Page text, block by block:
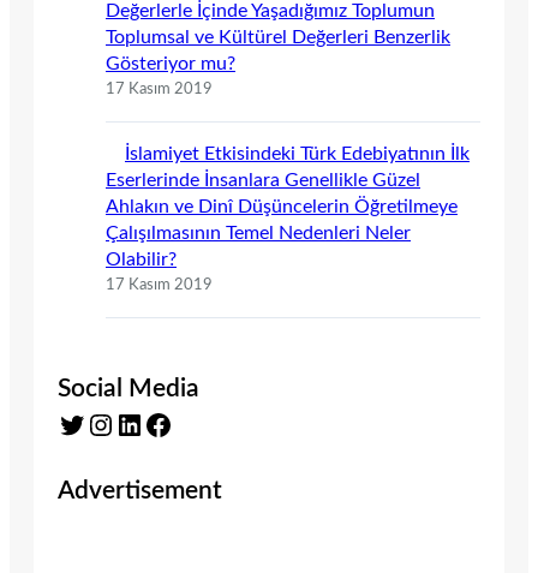
Değerlerle İçinde Yaşadığımız Toplumun
Toplumsal ve Kültürel Değerleri Benzerlik
Gösteriyor mu?
17 Kasım 2019
İslamiyet Etkisindeki Türk Edebiyatının İlk
Eserlerinde İnsanlara Genellikle Güzel
Ahlakın ve Dinî Düşüncelerin Öğretilmeye
Çalışılmasının Temel Nedenleri Neler
Olabilir?
17 Kasım 2019
Social Media
Twitter Instagram LinkedIn Facebook
Advertisement